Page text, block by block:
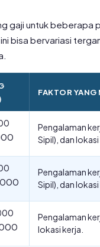
gaji untuk beberapa
bisa bervariasi
FAKTOR
Pengalaman
Sipil), dan lokasi
Pengalaman
Sipil), dan lokasi
Pengalaman
lokasi kerja.